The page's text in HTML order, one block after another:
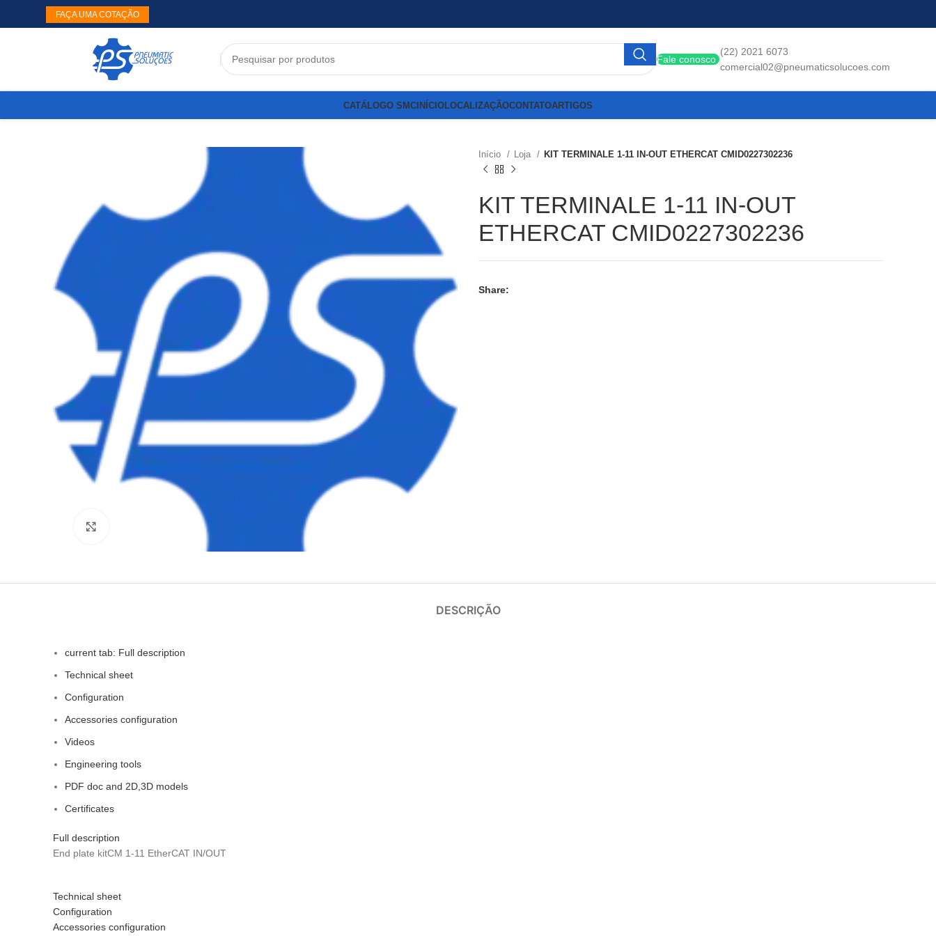
FAÇA UMA COTAÇÃO
Fale conosco
(22) 2021 6073
comercial02@pneumaticsolucoes.com
CATÁLOGO SMCINÍCIOLOCALIZAÇÃOCONTATOARTIGOS
Início Loja KIT TERMINALE 1-11 IN-OUT ETHERCAT CMID0227302236
KIT TERMINALE 1-11 IN-OUT
ETHERCAT CMID0227302236
Share:
DESCRIÇÃO
current tab: Full description
Technical sheet
Configuration
Accessories configuration
Videos
Engineering tools
PDF doc and 2D,3D models
Certificates
Full description
End plate kitCM 1-11 EtherCAT IN/OUT
Technical sheet
Configuration
Accessories configuration